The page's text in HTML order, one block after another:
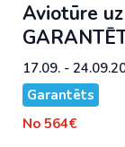
Aviotūre
17.09. -
Garantēts
No 564€